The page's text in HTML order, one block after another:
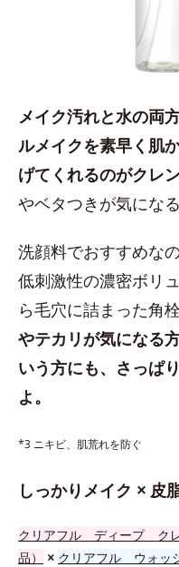
メイク汚れと水の両
ルメイクを素早く肌
げてくれるのがクレ
やベタつきが気にな
洗顔料でおすすめな
低刺激性の濃密ボリ
ら毛穴に詰まった角
やテカリが気になる
いう方にも、さっぱ
よ。
*3 ニキビ、肌荒れを防ぐ
しっかりメイク × 皮
クリアフル ディープ ク
品）
× クリアフル ウォッ